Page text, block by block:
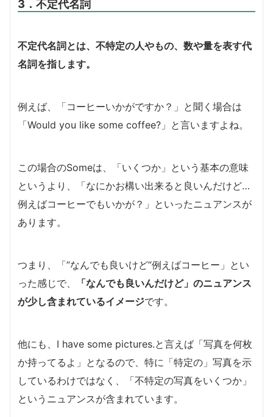
3．不定代名詞
不定代名詞とは、不特定の人やもの、数や量を表す代
名詞を指します。
例えば、「コーヒーいかがですか？」と聞く場合は
「Would you like some coffee?」と言いますよね。
この場合のSomeは、「いくつか」という基本の意味
というより、「なにかお構い出来ると良いんだけど…
例えばコーヒーでもいかが？」といったニュアンスが
あります。
つまり、「”なんでも良いけど”例えばコーヒー」とい
った感じで、
「なんでも良いんだけど」のニュアンス
が少し含まれているイメージです。
他にも、I have some pictures.と言えば「写真を何枚
か持ってるよ」となるので、特に「特定の」写真を示
しているわけではなく、「不特定の写真をいくつか」
というニュアンスが含まれています。